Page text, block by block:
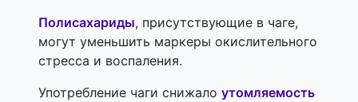
Полисахариды, присутствующие в чаге,
могут уменьшить маркеры окислительного
стресса и воспаления.
Употребление чаги снижало утомляемость